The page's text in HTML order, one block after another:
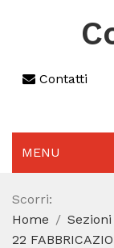
Contatti
MENU
SEZIONI
Scorri:
Home
Sezioni
22